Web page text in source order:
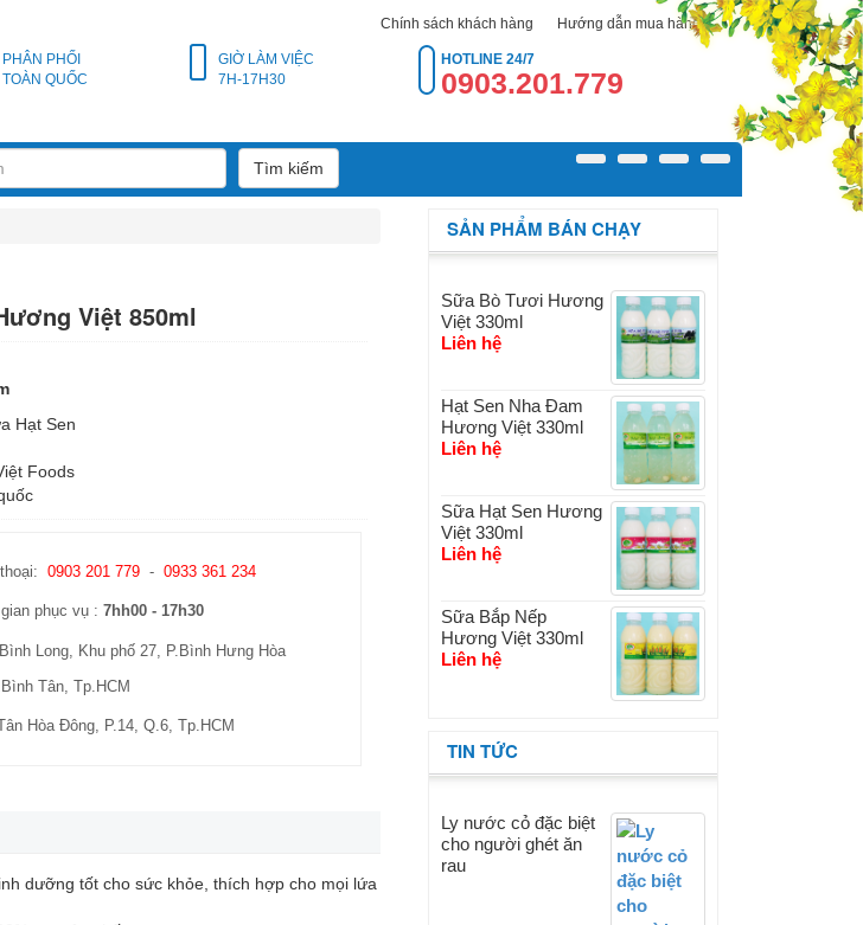
Chính sách khách hàng Hướng dẫn mua hàng
PHÂN PHỐI
TOÀN QUỐC
GIỜ LÀM VIỆC
7H-17H30
HOTLINE 24/7
0903.201.779
Tìm kiếm
Việt 850ml
Hạt Sen
Foods
thoại:0903 201 779 -0933 361 234
phục vụ :7hh00 - 17h30
Long, Khu phố 27, P.Bình Hưng Hòa
Tân, Tp.HCM
Hòa Đông, P.14, Q.6, Tp.HCM
dưỡng tốt cho sức khỏe, thích hợp cho mọi lứa
SẢN PHẨM BÁN CHẠY
Sữa Bò Tươi Hương
Việt 330ml
Liên hệ
Hạt Sen Nha Đam
Hương Việt 330ml
Liên hệ
Sữa Hạt Sen Hương
Việt 330ml
Liên hệ
Sữa Bắp Nếp
Hương Việt 330ml
Liên hệ
TIN TỨC
Ly nước cỏ đặc biệt
cho người ghét ăn
rau